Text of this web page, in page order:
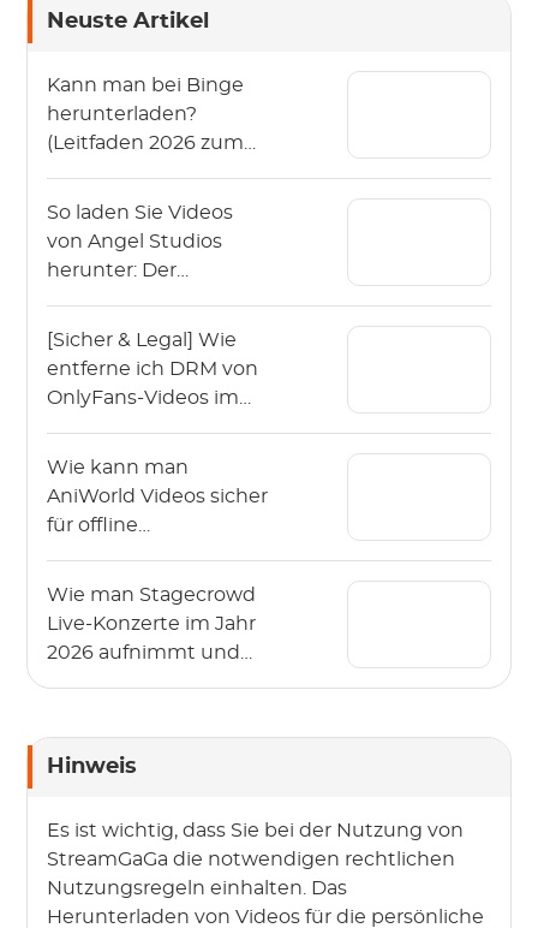
Neuste Artikel
Kann man bei Binge
herunterladen?
(Leitfaden 2026 zum
Binge)
So laden Sie Videos
von Angel Studios
herunter: Der
PC)
[Sicher & Legal] Wie
entferne ich DRM von
OnlyFans-Videos im
Wie kann man
AniWorld Videos sicher
für offline
Wie man Stagecrowd
Live-Konzerte im Jahr
2026 aufnimmt und
Hinweis
Es ist wichtig, dass Sie bei der Nutzung von
StreamGaGa die notwendigen rechtlichen
Nutzungsregeln einhalten. Das
Herunterladen von Videos für die persönliche